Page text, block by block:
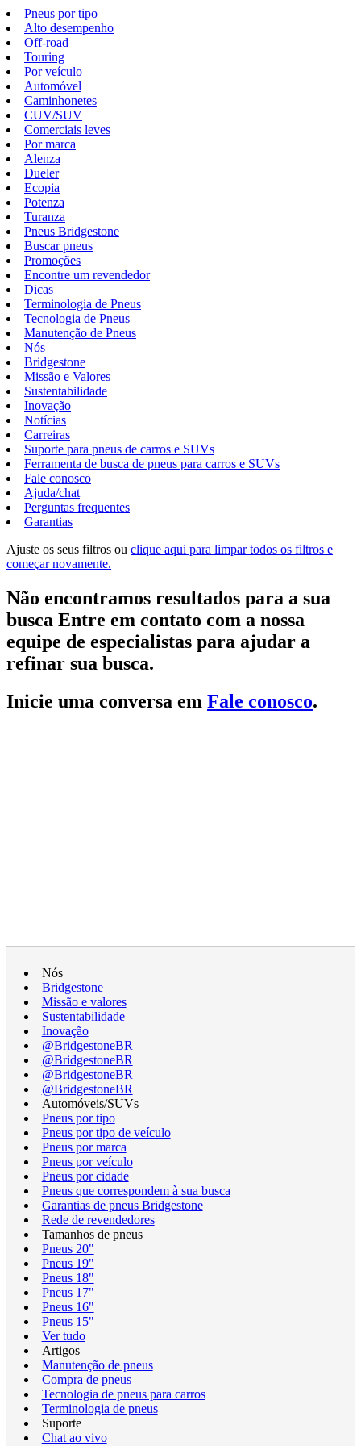
Pneus por tipo
Alto desempenho
Off-road
Touring
Por veículo
Automóvel
Caminhonetes
CUV/SUV
Comerciais leves
Por marca
Alenza
Dueler
Ecopia
Potenza
Turanza
Pneus Bridgestone
Buscar pneus
Promoções
Encontre um revendedor
Dicas
Terminologia de Pneus
Tecnologia de Pneus
Manutenção de Pneus
Nós
Bridgestone
Missão e Valores
Sustentabilidade
Inovação
Notícias
Carreiras
Suporte para pneus de carros e SUVs
Ferramenta de busca de pneus para carros e SUVs
Fale conosco
Ajuda/chat
Perguntas frequentes
Garantias
Ajuste os seus filtros ou clique aqui para limpar todos os filtros e
começar novamente.
Não encontramos resultados para a sua
busca Entre em contato com a nossa
equipe de especialistas para ajudar a
refinar sua busca.
Inicie uma conversa em Fale conosco.
Nós
Bridgestone
Missão e valores
Sustentabilidade
Inovação
@BridgestoneBR
@BridgestoneBR
@BridgestoneBR
@BridgestoneBR
Automóveis/SUVs
Pneus por tipo
Pneus por tipo de veículo
Pneus por marca
Pneus por veículo
Pneus por cidade
Pneus que correspondem à sua busca
Garantias de pneus Bridgestone
Rede de revendedores
Tamanhos de pneus
Pneus 20"
Pneus 19"
Pneus 18"
Pneus 17"
Pneus 16"
Pneus 15"
Ver tudo
Artigos
Manutenção de pneus
Compra de pneus
Tecnologia de pneus para carros
Terminologia de pneus
Suporte
Chat ao vivo